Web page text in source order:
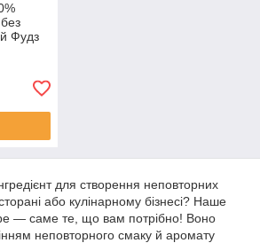
Фудз
для створення неповторних
або кулінарному бізнесі? Наше
— саме те, що вам потрібно! Воно
неповторного смаку й аромату